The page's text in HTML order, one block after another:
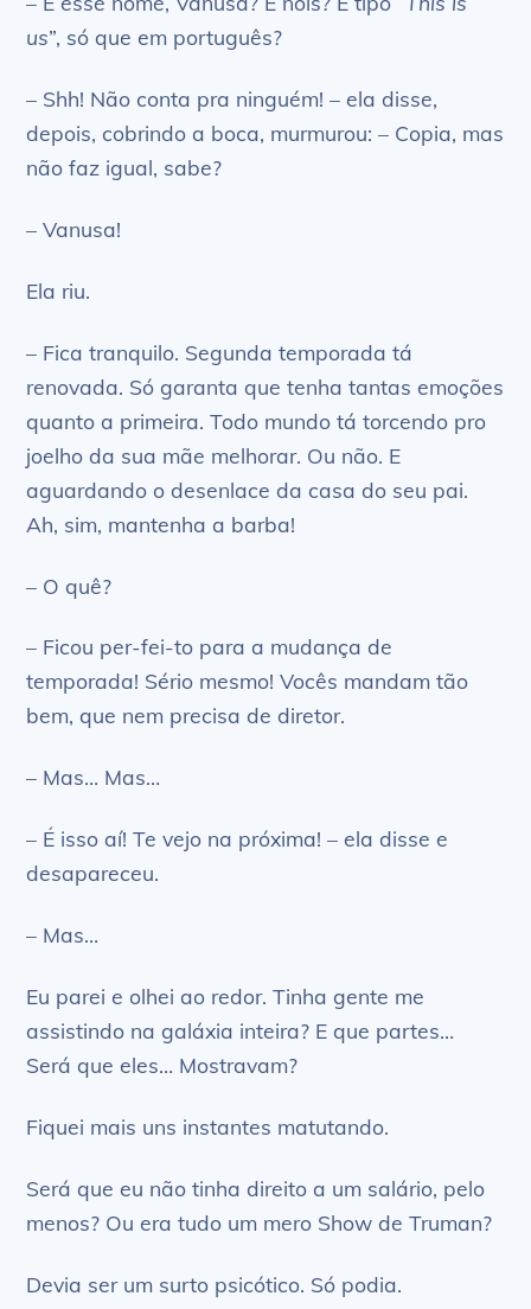
us”, só que em português?
– Shh! Não conta pra ninguém! – ela disse,
depois, cobrindo a boca, murmurou: – Copia, mas
não faz igual, sabe?
– Vanusa!
Ela riu.
– Fica tranquilo. Segunda temporada tá
renovada. Só garanta que tenha tantas emoções
quanto a primeira. Todo mundo tá torcendo pro
joelho da sua mãe melhorar. Ou não. E
aguardando o desenlace da casa do seu pai.
Ah, sim, mantenha a barba!
– O quê?
– Ficou per-fei-to para a mudança de
temporada! Sério mesmo! Vocês mandam tão
bem, que nem precisa de diretor.
– Mas… Mas…
– É isso aí! Te vejo na próxima! – ela disse e
desapareceu.
– Mas…
Eu parei e olhei ao redor. Tinha gente me
assistindo na galáxia inteira? E que partes…
Será que eles… Mostravam?
Fiquei mais uns instantes matutando.
Será que eu não tinha direito a um salário, pelo
menos? Ou era tudo um mero Show de Truman?
Devia ser um surto psicótico. Só podia.